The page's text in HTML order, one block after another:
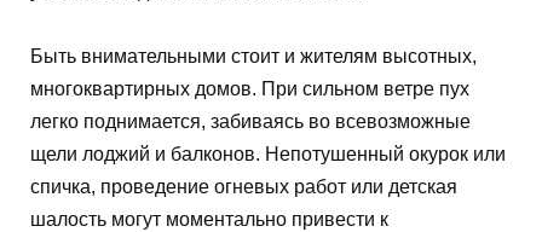
Быть внимательными стоит и жителям высотных,
многоквартирных домов. При сильном ветре пух
легко поднимается, забиваясь во всевозможные
щели лоджий и балконов. Непотушенный окурок или
спичка, проведение огневых работ или детская
шалость могут моментально привести к